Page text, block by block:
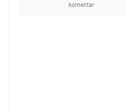
komentar